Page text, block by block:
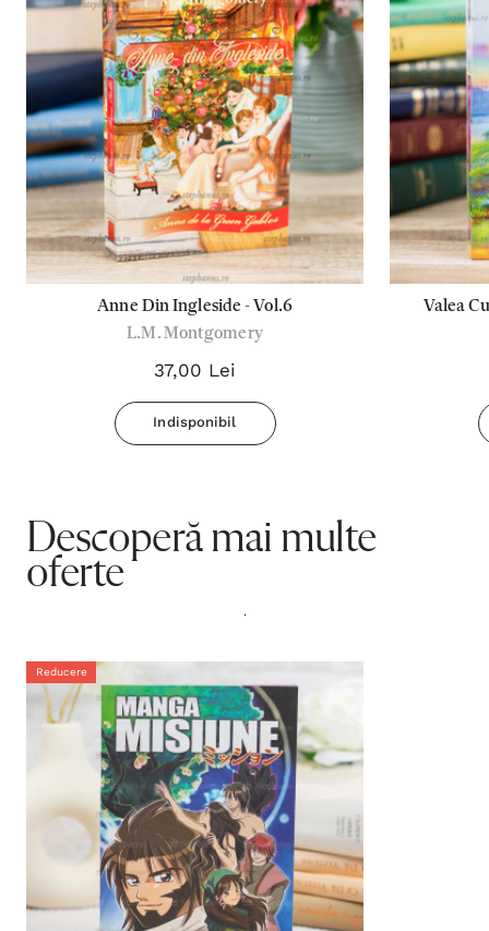
Anne Din Ingleside - Vol.6
L.M. Montgomery
37,00 Lei
Indisponibil
Valea
Descoperă mai multe
oferte
.
Reducere